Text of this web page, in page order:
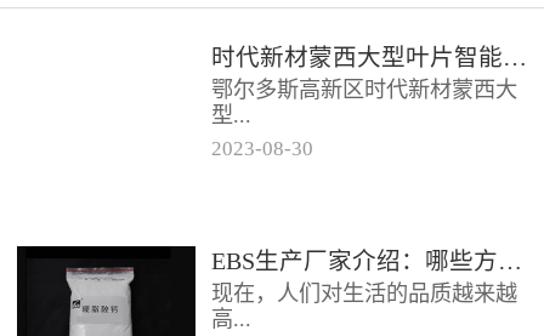
时代新材蒙西大型叶片智能制造基地项目开工
鄂尔多斯高新区时代新材蒙西大
型...
分为...
2023-08-30
EBS生产厂家‍介绍：哪些方法可以验证EBS的润滑效果
现在，人们对生活的品质越来越
高...